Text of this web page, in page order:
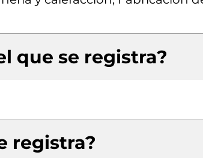
que se registra?
registra?